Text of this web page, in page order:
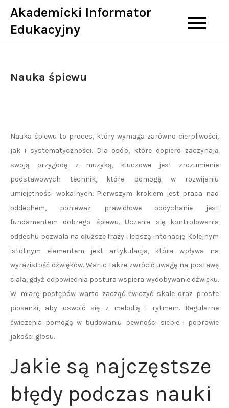
Skip
content
Akademicki Informator
Edukacyjny
Nauka śpiewu
Nauka śpiewu to proces, który wymaga zarówno cierpliwości,
jak i systematyczności. Dla osób, które dopiero zaczynają
swoją przygodę z muzyką, kluczowe jest zrozumienie
podstawowych technik, które pomogą w rozwijaniu
umiejętności wokalnych. Pierwszym krokiem jest praca nad
oddechem, ponieważ prawidłowe oddychanie jest
fundamentem dobrego śpiewu. Uczenie się kontrolowania
oddechu pozwala na dłuższe frazy i lepszą intonację. Kolejnym
istotnym elementem jest artykulacja, która wpływa na
wyrazistość dźwięków. Warto także zwrócić uwagę na postawę
ciała, gdyż odpowiednia postura wspiera wydobywanie dźwięku.
W miarę postępów warto zacząć ćwiczyć skale oraz proste
piosenki, aby oswoić się z melodią i rytmem. Regularne
ćwiczenia pomogą w budowaniu pewności siebie i poprawie
jakości głosu.
Jakie są najczęstsze
błędy podczas nauki